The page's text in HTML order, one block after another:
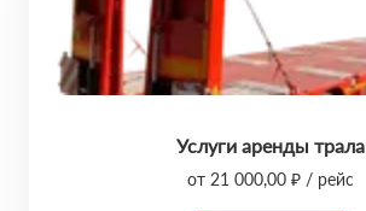
Услуги аренды трала
от 21 000,00 ₽ / рейс